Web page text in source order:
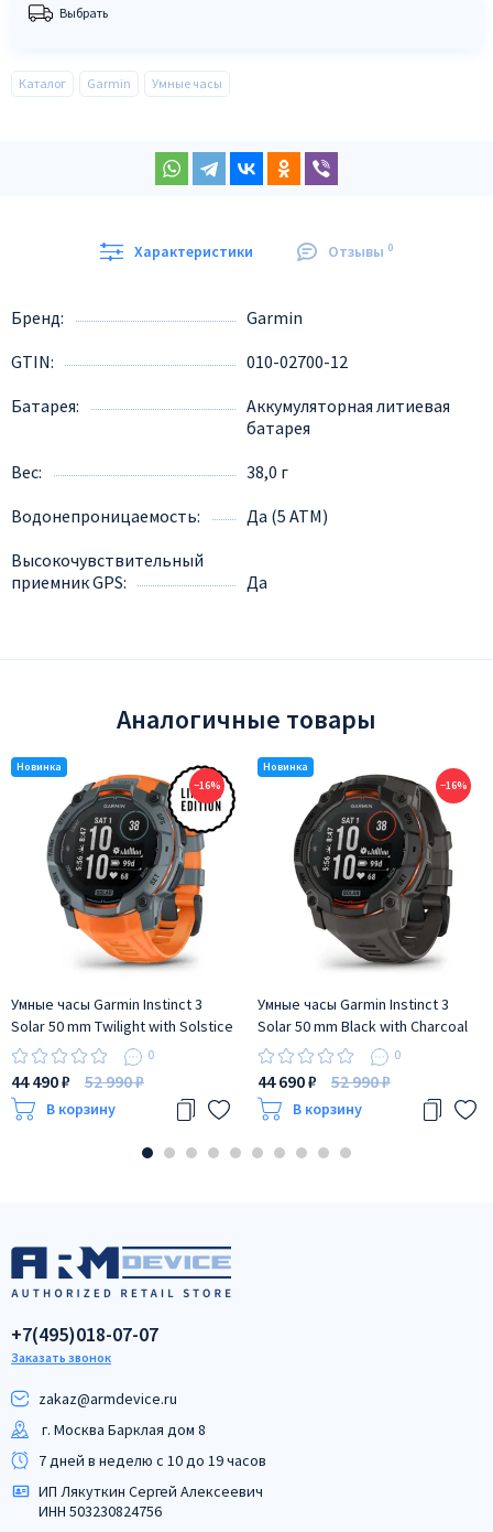
Выбрать
Каталог Garmin Умные часы
Характеристики Отзывы 0
Бренд
Garmin
GTIN
010-02700-12
Батарея
Аккумуляторная литиевая
батарея
Вес
38,0 г
Водонепроницаемость
Да (5 ATM)
Высокочувствительный
приемник GPS
Да
Аналогичные товары
−16%
Умные часы Garmin Instinct 3
Solar 50 mm Twilight with Solstice
Band
0
44 490 ₽ 52 990 ₽
В корзину
−16%
Умные часы Garmin Instinct 3
Solar 50 mm Black with Charcoal
Band
0
44 690 ₽ 52 990 ₽
В корзину
+7(495)018-07-07
Заказать звонок
zakaz@armdeviсe.ru
г. Москва Барклая дом 8
7 дней в неделю с 10 до 19 часов
ИП Лякуткин Сергей Алексеевич
ИНН 503230824756